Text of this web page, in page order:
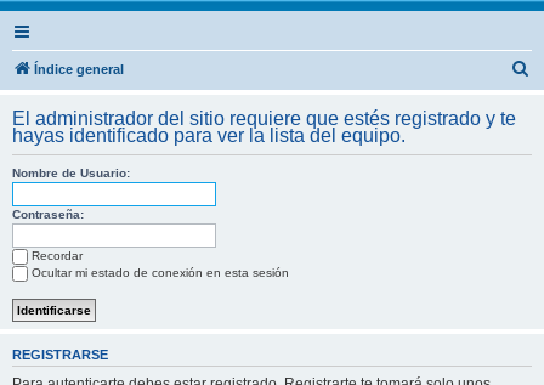
Índice general
c
El administrador del sitio requiere que estés registrado y te
hayas identificado para ver la lista del equipo.
Nombre de Usuario:
Contraseña:
Recordar
Ocultar mi estado de conexión en esta sesión
REGISTRARSE